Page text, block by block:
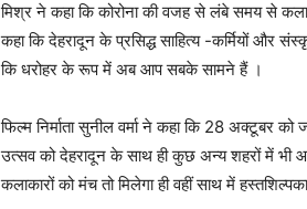
मिश्र ने कहा कि कोरोना की वजह से लंबे समय से
कहा कि देहरादून के प्रसिद्ध साहित्य -कर्मियों और
कि धरोहर के रूप में अब आप सबके सामने हैं ।
फिल्म निर्माता सुनील वर्मा ने कहा कि 28 अक्टूबर
उत्सव को देहरादून के साथ ही कुछ अन्य शहरों में भी
कलाकारों को मंच तो मिलेगा ही वहीं साथ में